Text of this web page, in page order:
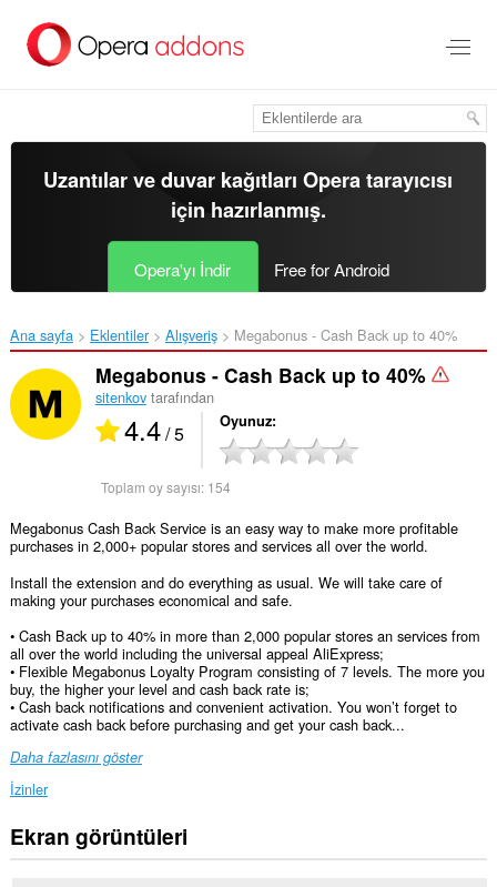
içeriğe
Uzantılar ve duvar kağıtlarıOpera tarayıcısı
için hazırlanmış.
Opera'yı İndir Free for Android
Ana sayfa Eklentiler Alışveriş Megabonus - Cash Back up to 40%‎
Megabonus - Cash Back up to 40%
sitenkovtarafından
4.4/ 5 Oyunuz
Toplam oy sayısı: 154
Megabonus Cash Back Service is an easy way to make more profitable
purchases in 2,000+ popular stores and services all over the world.
Install the extension and do everything as usual. We will take care of
making your purchases economical and safe.
• Cash Back up to 40% in more than 2,000 popular stores an services from
all over the world including the universal appeal AliExpress;
• Flexible Megabonus Loyalty Program consisting of 7 levels. The more you
buy, the higher your level and cash back rate is;
• Cash back notifications and convenient activation. You won’t forget to
activate cash back before purchasing and get your cash back...
Daha fazlasını göster
İzinler
Bu
eklenti,
Ekran görüntüleri